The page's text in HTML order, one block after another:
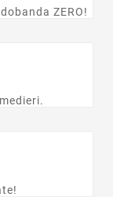
ZERO!